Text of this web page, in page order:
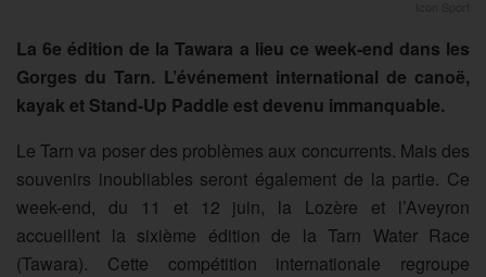
La 6e édition de la Tawara a lieu ce week-end dans les
Gorges du Tarn. L’événement international de canoë,
kayak et Stand-Up Paddle est devenu immanquable.
Le Tarn va poser des problèmes aux concurrents. Mais des
souvenirs inoubliables seront également de la partie. Ce
week-end, du 11 et 12 juin, la Lozère et l’Aveyron
accueillent la sixième édition de la Tarn Water Race
(Tawara). Cette compétition internationale regroupe